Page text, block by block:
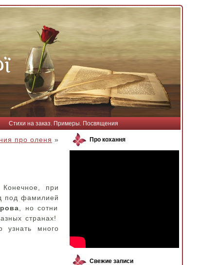
Стихи на заказ. Примеры. Посвящения
про оленя »
при
под фамилией
, но сотни
странах!
много
Про кохання
Свежие записи